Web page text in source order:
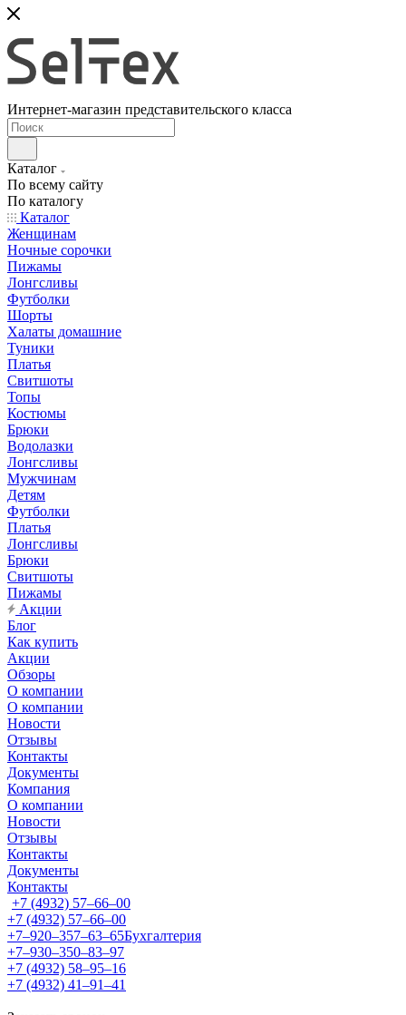
Интернет-магазин представительского класса
Каталог
По всему сайту
По каталогу
Каталог
Женщинам
Ночные сорочки
Пижамы
Лонгсливы
Футболки
Шорты
Халаты домашние
Туники
Платья
Свитшоты
Топы
Костюмы
Брюки
Водолазки
Лонгсливы
Мужчинам
Детям
Футболки
Платья
Лонгсливы
Брюки
Свитшоты
Пижамы
Акции
Блог
Как купить
Акции
Обзоры
О компании
О компании
Новости
Отзывы
Контакты
Документы
Компания
О компании
Новости
Отзывы
Контакты
Документы
Контакты
+7 (4932) 57‒66‒00
+7 (4932) 57‒66‒00
+7‒920‒357‒63‒65Бухгалтерия
+7‒930‒350‒83‒97
+7 (4932) 58‒95‒16
+7 (4932) 41‒91‒41